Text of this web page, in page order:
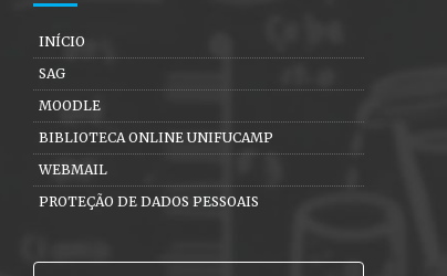
INÍCIO
SAG
MOODLE
BIBLIOTECA ONLINE UNIFUCAMP
WEBMAIL
PROTEÇÃO DE DADOS PESSOAIS